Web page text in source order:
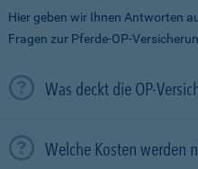
Hier geben wir Ihnen Antworten
Fragen zur Pferde-OP-
Was deckt die OP-
Welche Kosten werden